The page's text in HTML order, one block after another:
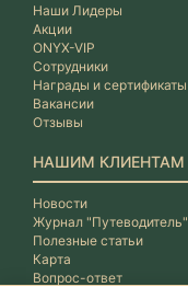
Наши Лидеры
Акции
ONYX-VIP
Сотрудники
Награды и сертификаты
Вакансии
Отзывы
НАШИМ КЛИЕНТАМ
Новости
Журнал "Путеводитель"
Полезные статьи
Карта
Вопрос-ответ